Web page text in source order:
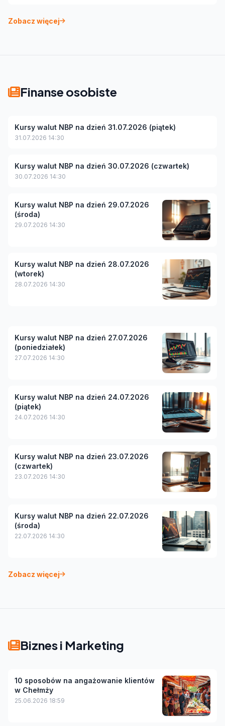
Zobacz więcej
Finanse osobiste
Kursy walut NBP na dzień 31.07.2026 (piątek)
31.07.2026 14:30
Kursy walut NBP na dzień 30.07.2026 (czwartek)
30.07.2026 14:30
Kursy walut NBP na dzień 29.07.2026
(środa)
29.07.2026 14:30
Kursy walut NBP na dzień 28.07.2026
(wtorek)
28.07.2026 14:30
Kursy walut NBP na dzień 27.07.2026
(poniedziałek)
27.07.2026 14:30
Kursy walut NBP na dzień 24.07.2026
(piątek)
24.07.2026 14:30
Kursy walut NBP na dzień 23.07.2026
(czwartek)
23.07.2026 14:30
Kursy walut NBP na dzień 22.07.2026
(środa)
22.07.2026 14:30
Zobacz więcej
Biznes i Marketing
10 sposobów na angażowanie klientów
w Chełmży
25.06.2026 18:59